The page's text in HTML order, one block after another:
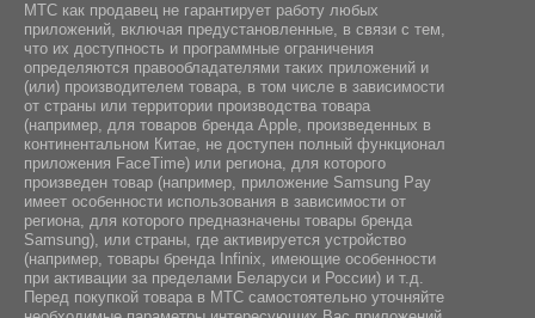
МТС как продавец не гарантирует работу любых
приложений, включая предустановленные, в связи с тем,
что их доступность и программные ограничения
определяются правообладателями таких приложений и
(или) производителем товара, в том числе в зависимости
от страны или территории производства товара
(например, для товаров бренда Apple, произведенных в
континентальном Китае, не доступен полный функционал
приложения FaceTime) или региона, для которого
произведен товар (например, приложение Samsung Pay
имеет особенности использования в зависимости от
региона, для которого предназначены товары бренда
Samsung), или страны, где активируется устройство
(например, товары бренда Infiniх, имеющие особенности
при активации за пределами Беларуси и России) и т.д.
Перед покупкой товара в МТС самостоятельно уточняйте